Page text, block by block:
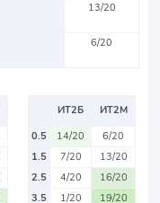
13/20
6/20
ИТ2Б
ИТ2М
0.5
14/20
6/20
1.5
7/20
13/20
2.5
4/20
16/20
3.5
1/20
19/20